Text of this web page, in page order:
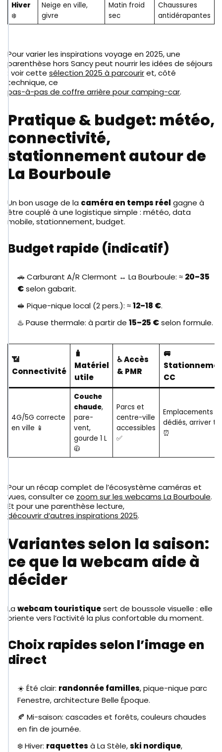
Hiver
❄️
Neige en ville,
givre
Matin froid
sec
Chaussures
antidérapantes
Pour varier les inspirations voyage en 2025, une
parenthèse hors Sancy peut nourrir les idées de séjours
: voir cette sélection 2025 à parcouriret, côté
technique, ce
pas-à-pas de coffre arrière pour camping-car.
Pratique & budget: météo,
connectivité,
stationnement autour de
La Bourboule
Un bon usage de la caméra en temps réel gagne à
être couplé à une logistique simple : météo, data
mobile, stationnement, budget.
Budget rapide (indicatif)
🚗 Carburant A/R Clermont ↔ La Bourboule: ≈ 20–35
€selon gabarit.
🥪 Pique-nique local (2 pers.): ≈12–18 €.
♨️ Pause thermale: à partir de 15–25 €selon formule.
📶
Connectivité
🧳
Matériel
utile
♿ Accès
& PMR
🚐
CC
4G/5G correcte
en ville 📱
Couche
chaude,
pare-
vent,
gourde 1 L
🧥
Parcs et
centre-ville
accessibles
✅
Emplacements
dédiés, arriver
⏰
Pour un récap complet de l’écosystème caméras et
vues, consulter ce zoom sur les webcams La Bourboule.
Et pour une parenthèse lecture,
découvrir d’autres inspirations 2025.
Variantes selon la saison:
ce que la webcam aide à
décider
La webcam touristiquesert de boussole visuelle : elle
oriente vers l’activité la plus confortable du moment.
Choix rapides selon l’image en
direct
☀️ Été clair: randonnée familles, pique-nique parc
Fenestre, architecture Belle Époque.
🍂 Mi-saison: cascades et forêts, couleurs chaudes
en fin de journée.
❄️ Hiver: raquettes à La Stèle,ski nordique,